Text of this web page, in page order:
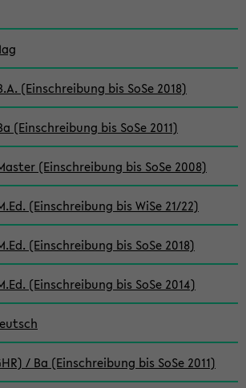
(Einschreibung bis SoSe 2018)
(Einschreibung bis SoSe 2011)
(Einschreibung bis SoSe 2008)
(Einschreibung bis WiSe 21/22)
(Einschreibung bis SoSe 2018)
(Einschreibung bis SoSe 2014)
/ Ba (Einschreibung bis SoSe 2011)